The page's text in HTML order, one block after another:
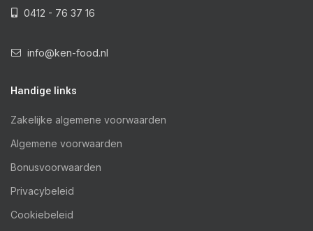
0412 - 76 37 16
info@ken-food.nl
Handige links
Zakelijke algemene voorwaarden
Algemene voorwaarden
Bonusvoorwaarden
Privacybeleid
Cookiebeleid